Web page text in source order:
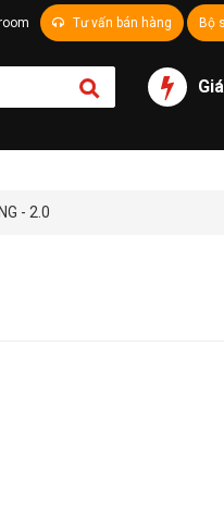
Tư vấn bán hàng Bộ
- 2.0